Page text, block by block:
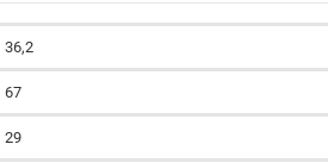
36,2
67
29